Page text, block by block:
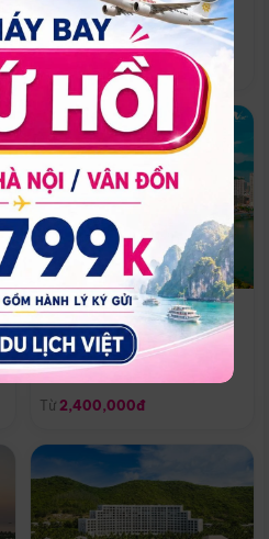
Phú Quốc
Melia Vinpearl Danang
Riverfront
Đà Nẵng
Từ 2,400,000đ